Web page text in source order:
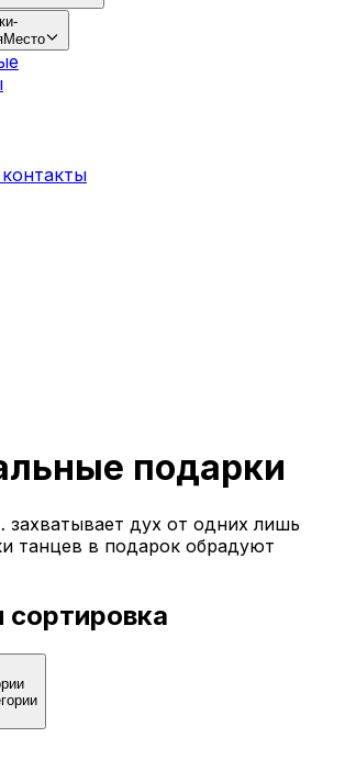
Место
подарки
захватывает дух от одних лишь
танцев в подарок обрадуют